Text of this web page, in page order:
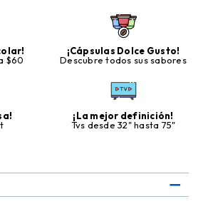
$60
¡Cápsulas Dolce Gusto!
Descubre todos sus sabores
¡La mejor definición!
Tvs desde 32" hasta 75"